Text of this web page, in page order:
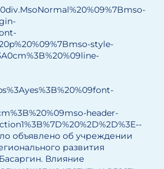
style-
header-
объявлено об учреждении
развития
Влияние